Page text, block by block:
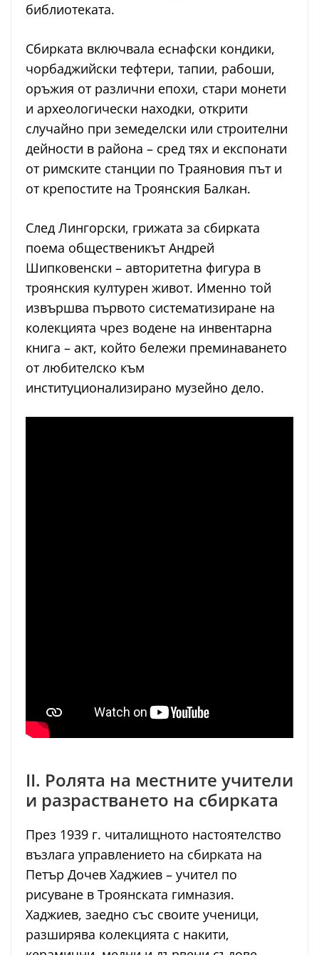
библиотеката.
Сбирката включвала еснафски кондики,
чорбаджийски тефтери, тапии, рабоши,
оръжия от различни епохи, стари монети
и археологически находки, открити
случайно при земеделски или строителни
дейности в района – сред тях и експонати
от римските станции по Траяновия път и
от крепостите на Троянския Балкан.
След Лингорски, грижата за сбирката
поема общественикът Андрей
Шипковенски – авторитетна фигура в
троянския културен живот. Именно той
извършва първото систематизиране на
колекцията чрез водене на инвентарна
книга – акт, който бележи преминаването
от любителско към
институционализирано музейно дело.
II. Ролята на местните учители
и разрастването на сбирката
През 1939 г. читалищното настоятелство
възлага управлението на сбирката на
Петър Дочев Хаджиев – учител по
рисуване в Троянската гимназия.
Хаджиев, заедно със своите ученици,
разширява колекцията с накити,